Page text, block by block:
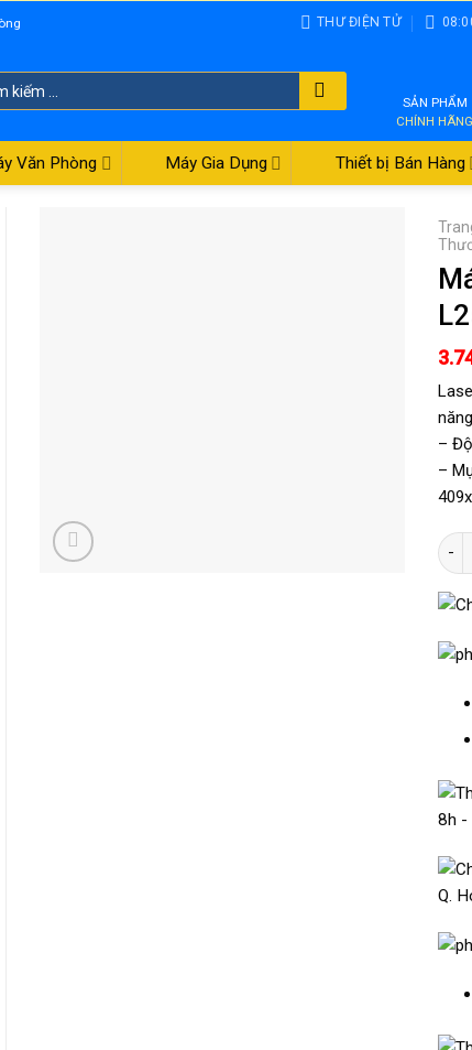
THƯ ĐIỆN TỬ
SẢN PHẨM
CHÍNH HÃNG
Văn Phòng Máy Gia Dụng Thiết bị Bán Hàng
–
–
Máy
8h -
Q.